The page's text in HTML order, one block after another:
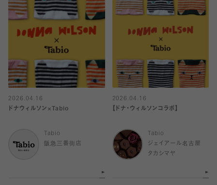
2026.04.16
ドナウィルソン×Tabio
Tabio
阪急三番街店
2026.04.16
【ドナ・ウィルソンコラボ】
Tabio
ジェイアール名古屋
タカシマヤ